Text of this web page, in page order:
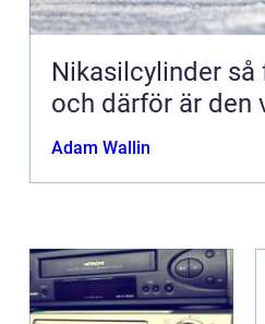
Nikasilcylinder så fungerar den
och därför är den
Adam Wallin